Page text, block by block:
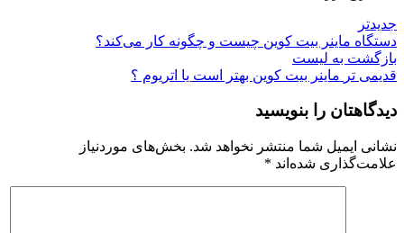
جدیدتر
دستگاه ماینر بیت کوین چیست و چگونه کار می‌کند؟
بازگشت به لیست
قدیمی تر ماینر بیت کوین بهتر است یا اتریوم ؟
دیدگاهتان را بنویسید
نشانی ایمیل شما منتشر نخواهد شد. بخش‌های موردنیاز
علامت‌گذاری شده‌اند *